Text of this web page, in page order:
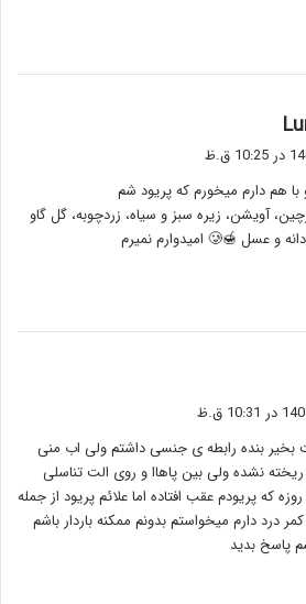
ف
ت
:
هم دارم‌ میخورم که پریود شم
آویشن، زیره سبز و سیاه، زردچوبه، گل گاو
🍯🥲 امیدوارم نمیرم
بخیر بنده رابطه ی جنسی داشتم ولی اب منی
نشده ولی بین پاهاا و روی الت تناسلی
بوده الان ۷ روزه که پریودم عقب افتاده اما علائم پریود از جمله
درد دارم میخواستم بدونم ممکنه باردار باشم
پاسخ بدید